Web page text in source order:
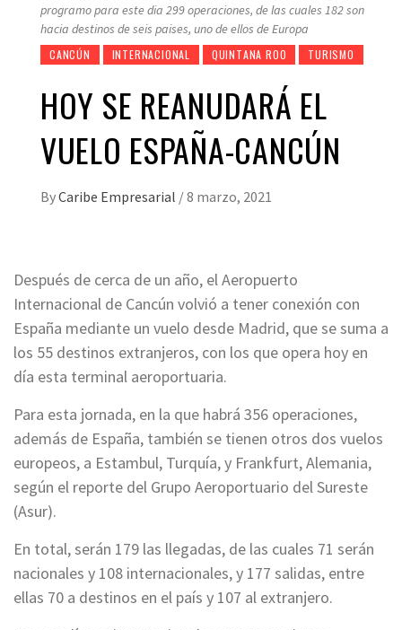
programo para este dia 299 operaciones, de las cuales 182 son
hacia destinos de seis paises, uno de ellos de Europa
CANCÚN INTERNACIONAL QUINTANA ROO TURISMO
HOY SE REANUDARÁ EL
VUELO ESPAÑA-CANCÚN
ByCaribe Empresarial /8 marzo, 2021
Después de cerca de un año, el Aeropuerto
Internacional de Cancún volvió a tener conexión con
España mediante un vuelo desde Madrid, que se suma a
los 55 destinos extranjeros, con los que opera hoy en
día esta terminal aeroportuaria.
Para esta jornada, en la que habrá 356 operaciones,
además de España, también se tienen otros dos vuelos
europeos, a Estambul, Turquía, y Frankfurt, Alemania,
según el reporte del Grupo Aeroportuario del Sureste
(Asur).
En total, serán 179 las llegadas, de las cuales 71 serán
nacionales y 108 internacionales, y 177 salidas, entre
ellas 70 a destinos en el país y 107 al extranjero.